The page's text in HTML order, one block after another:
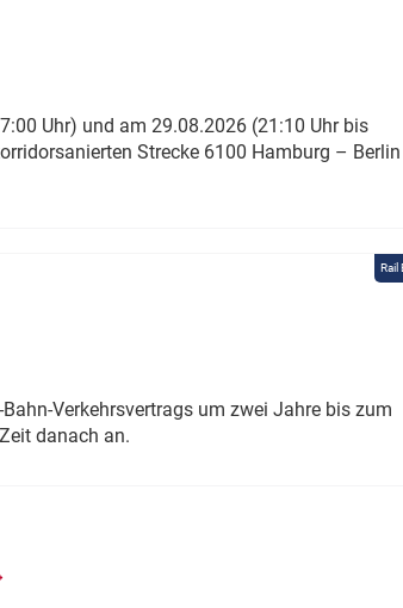
Uhr) und am 29.08.2026 (21:10 Uhr bis
Strecke 6100 Hamburg –
Rail
Verkehrsvertrags um zwei Jahre bis zum
danach an.